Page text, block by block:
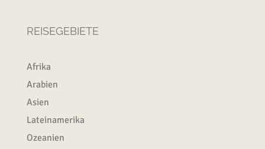
REISEGEBIETE
Afrika
Arabien
Asien
Lateinamerika
Ozeanien